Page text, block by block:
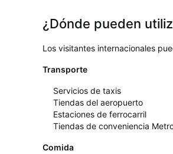
¿Dónde pueden
Los visitantes internacionales
Transporte
Servicios de taxis
Tiendas del aeropuerto
Estaciones de ferrocarril
Tiendas de conveniencia
Comida